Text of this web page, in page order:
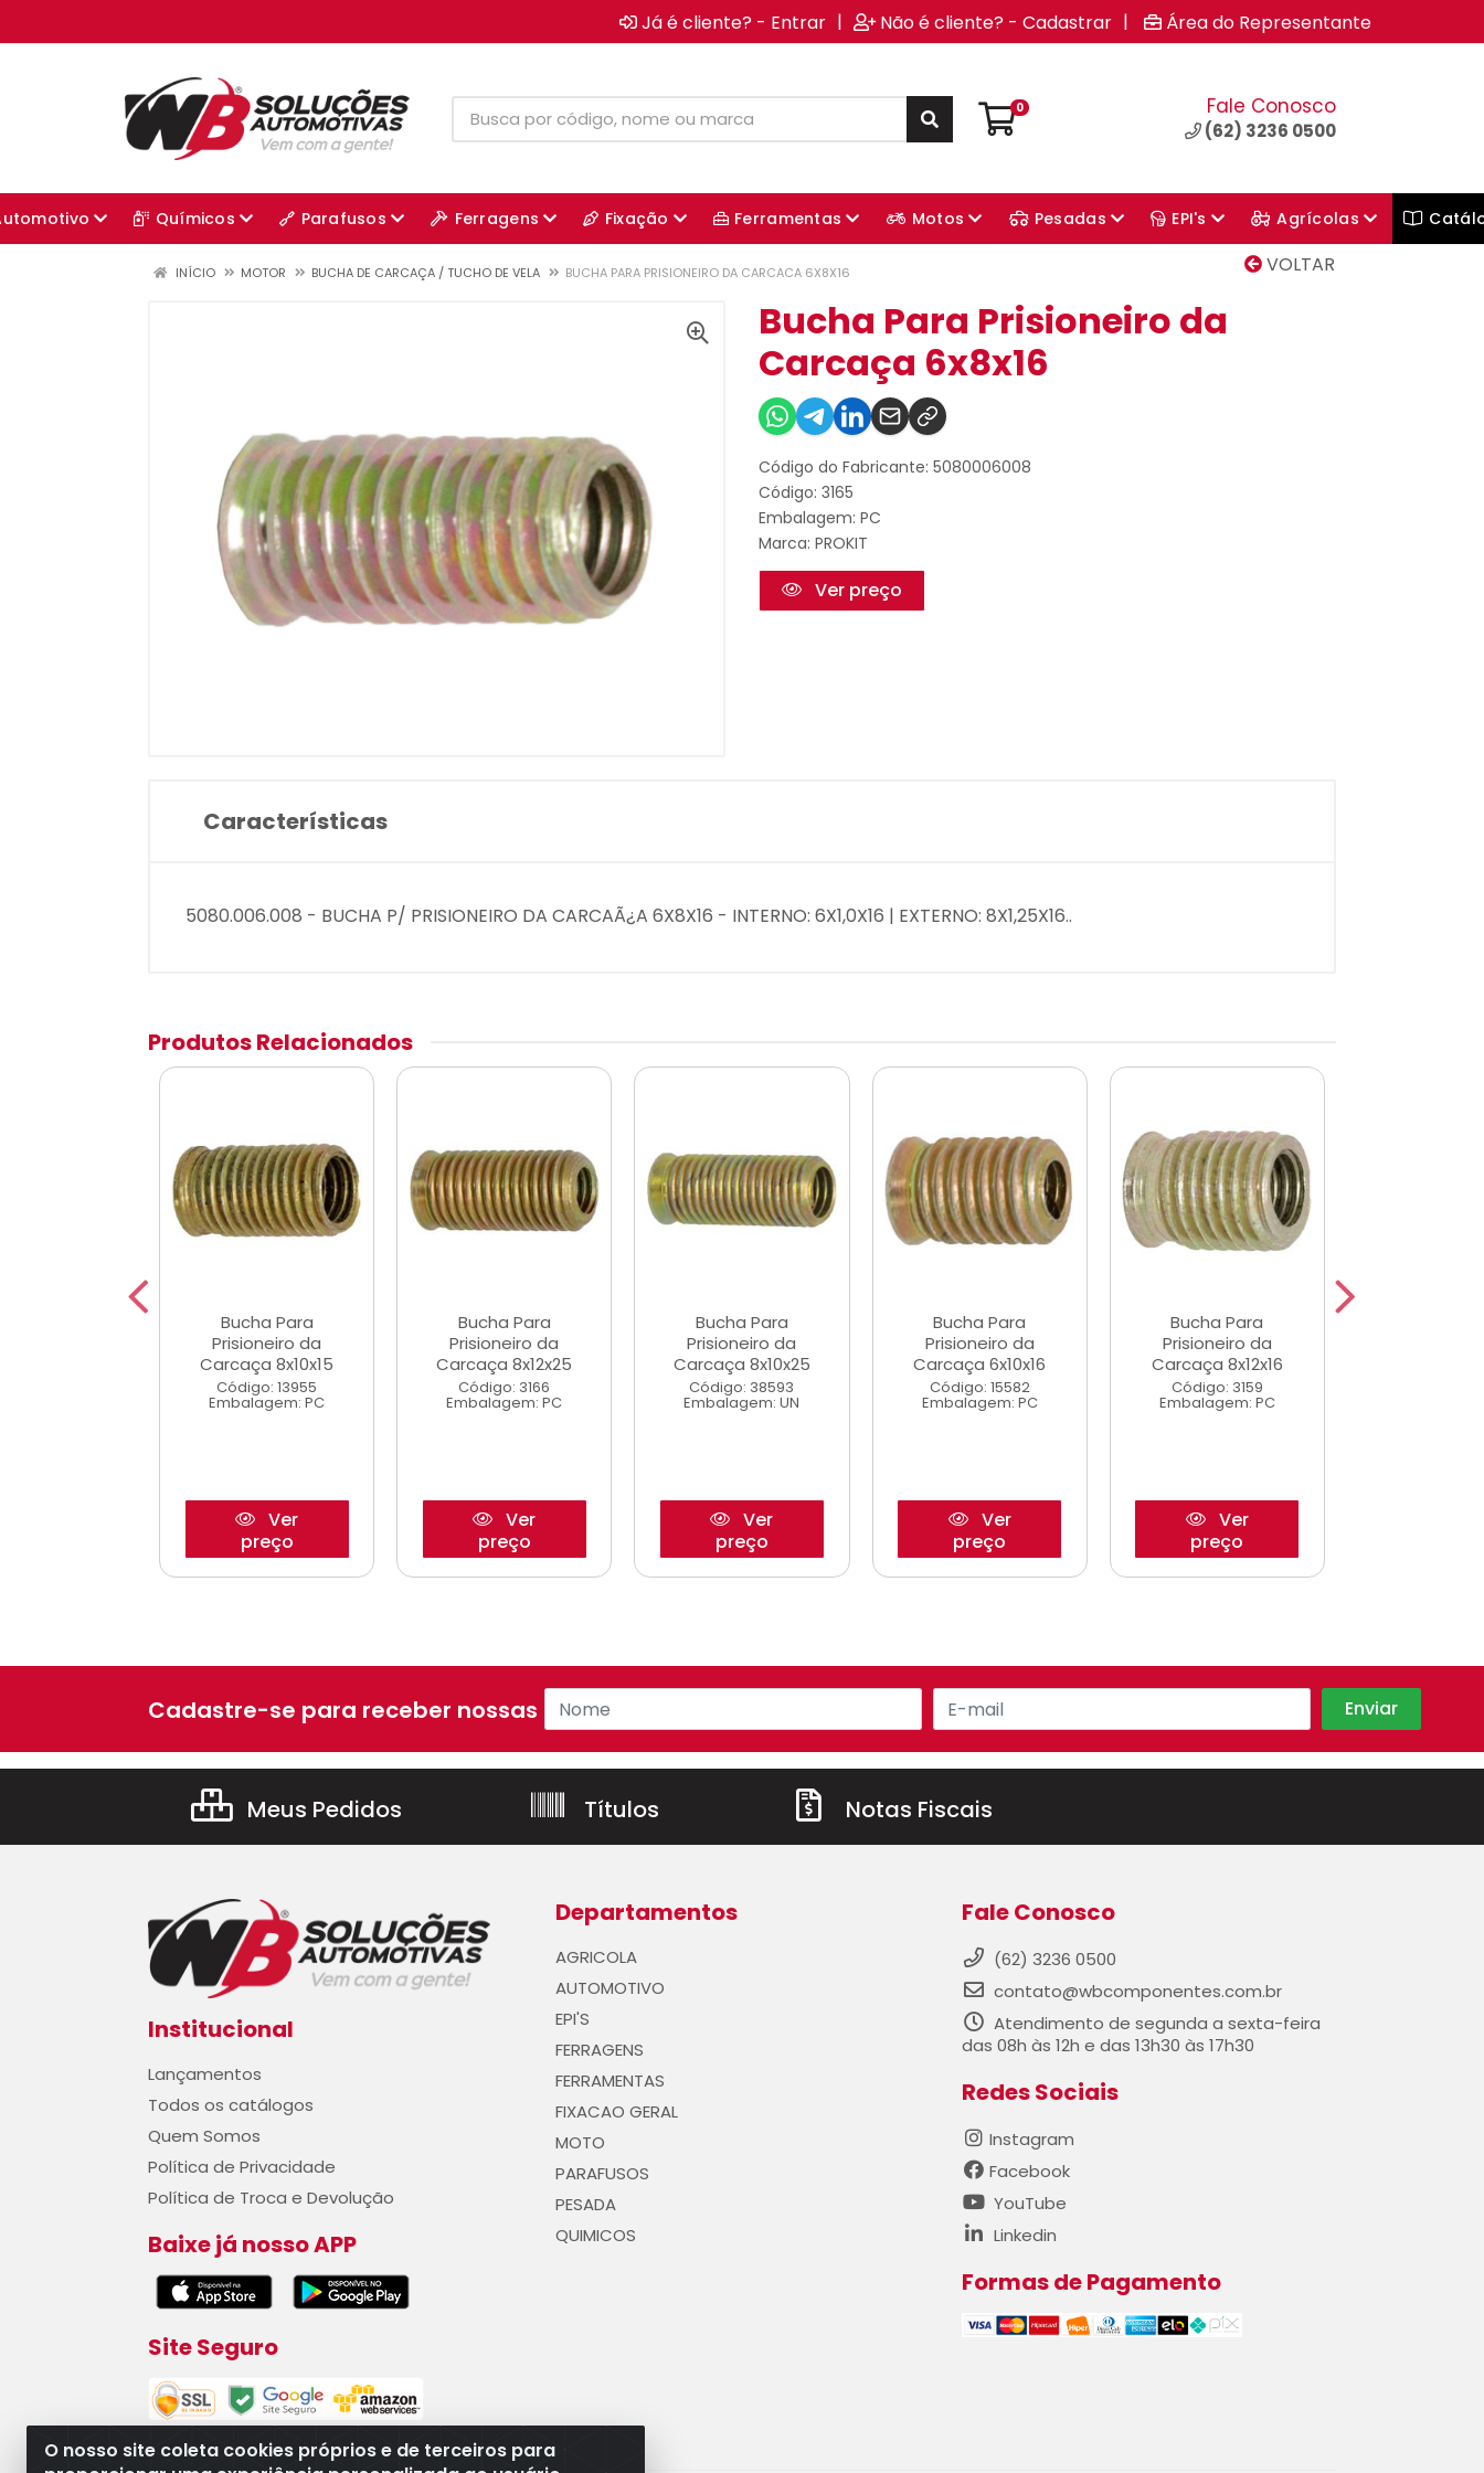
Já é cliente? - Entrar | Não é cliente? - Cadastrar | Área do Representante
0 Fale Conosco
(62) 3236 0500
Químicos Parafusos Ferragens Fixação Ferramentas Motos Pesadas EPI's Agrícolas
VOLTAR
INÍCIO MOTOR BUCHA DE CARCAÇA / TUCHO DE VELA BUCHA PARA PRISIONEIRO DA CARCACA 6X8X16
Bucha Para Prisioneiro da
Carcaça 6x8x16
Código do Fabricante: 5080006008
Código: 3165
Embalagem: PC
Marca: PROKIT
Ver preço
Características
5080.006.008 - BUCHA P/ PRISIONEIRO DA CARCAÃ¿A 6X8X16 - INTERNO: 6X1,0X16 | EXTERNO: 8X1,25X16..
Produtos Relacionados
Bucha Para
Prisioneiro da
Carcaça 8x10x15
Código: 13955
Embalagem: PC
Ver
preço
Bucha Para
Prisioneiro da
Carcaça 8x12x25
Código: 3166
Embalagem: PC
Ver
preço
Bucha Para
Prisioneiro da
Carcaça 8x10x25
Código: 38593
Embalagem: UN
Ver
preço
Bucha Para
Prisioneiro da
Carcaça 6x10x16
Código: 15582
Embalagem: PC
Ver
preço
Bucha Para
Prisioneiro da
Carcaça 8x12x16
Código: 3159
Embalagem: PC
Ver
preço
O nosso site coleta cookies próprios e de terceiros para
Cadastre-se para receber nossas ofertas!
Meus Pedidos Títulos Notas Fiscais
Institucional
Lançamentos
Todos os catálogos
Quem Somos
Política de Privacidade
Política de Troca e Devolução
Baixe já nosso APP
Site Seguro
Departamentos
AGRICOLA
AUTOMOTIVO
EPI'S
FERRAGENS
FERRAMENTAS
FIXACAO GERAL
MOTO
PARAFUSOS
PESADA
QUIMICOS
Fale Conosco
(62) 3236 0500
contato@wbcomponentes.com.br
Atendimento de segunda a sexta-feira
das 08h às 12h e das 13h30 às 17h30
Redes Sociais
Instagram
Facebook
YouTube
Linkedin
Formas de Pagamento